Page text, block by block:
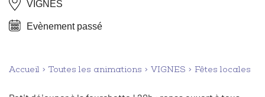
VIGNES
Evènement passé
Accueil Toutes les animations VIGNES Fêtes locales